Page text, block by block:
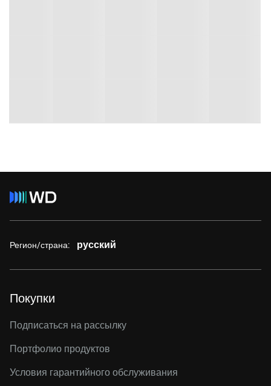
Регион/страна: русский
Покупки
Подписаться на рассылку
Портфолио продуктов
Условия гарантийного обслуживания